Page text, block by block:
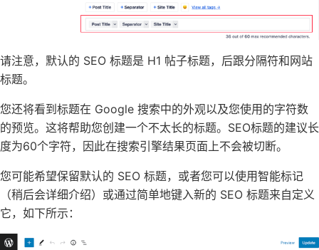
请注意，默认的 SEO 标题是 H1 帖子标题，后跟分隔符和网站
标题。
您还将看到标题在 Google 搜索中的外观以及您使用的字符数
的预览。这将帮助您创建一个不太长的标题。SEO标题的建议长
度为60个字符，因此在搜索引擎结果页面上不会被切断。
您可能希望保留默认的 SEO 标题，或者您可以使用智能标记
（稍后会详细介绍）或通过简单地键入新的 SEO 标题来自定义
它，如下所示：